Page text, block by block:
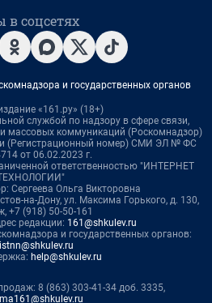
соцсетях
и государственных органов
«161.ру» (18+)
службой по надзору в сфере связи,
массовых коммуникаций (Роскомнадзор)
(Регистрационный номер) СМИ ЭЛ № ФС
от 06.02.2023 г.
ответственностью "ИНТЕРНЕТ
Сергеева Ольга Викторовна
на-Дону, ул. Максима Горького, д. 130,
+7 (918) 50-50-161
редакции: 161@shkulev.ru
и государственных органов:
help@shkulev.ru
8 (863) 303-41-34 доб. 3335,